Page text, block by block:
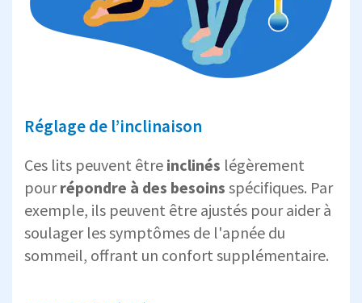
Réglage de l’inclinaison
Ces lits peuvent être inclinés légèrement
pourrépondre à des besoins spécifiques. Par
exemple, ils peuvent être ajustés pour aider à
soulager les symptômes de l'apnée du
sommeil, offrant un confort supplémentaire.